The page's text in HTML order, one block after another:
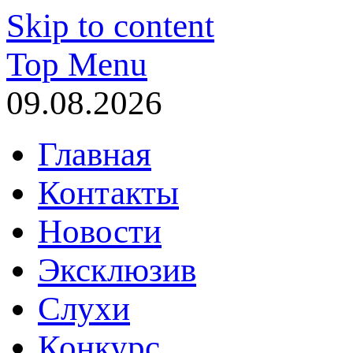
Skip to content
Top Menu
09.08.2026
Главная
Контакты
Новости
Эксклюзив
Слухи